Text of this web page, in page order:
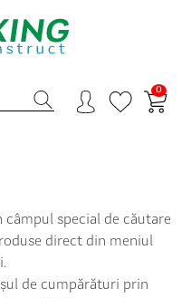
0
special de căutare
direct din meniul
de cumpărături prin